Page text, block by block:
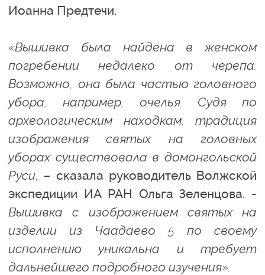
Иоанна Предтечи.
«Вышивка была найдена в женском
погребении недалеко от черепа.
Возможно, она была частью головного
убора, например, очелья. Судя по
археологическим находкам, традиция
изображения святых на головных
уборах существовала в домонгольской
Руси, – сказала руководитель Волжской
экспедиции ИА РАН Ольга Зеленцова. -
Вышивка с изображением святых на
изделии из Чаадаево 5 по своему
исполнению уникальна и требует
дальнейшего подробного изучения».